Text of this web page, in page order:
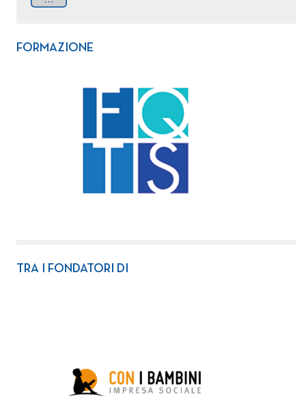
FORMAZIONE
TRA I FONDATORI DI